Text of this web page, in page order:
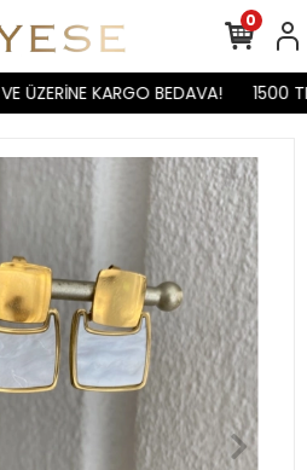
ÜZERİNE KARGO BEDAVA! 1500
0